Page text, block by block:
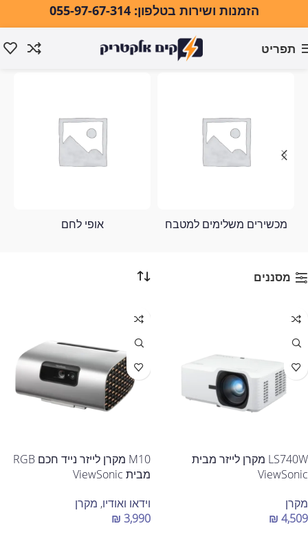
הזמנות ושירות בטלפון: 055-97-67-314
תפריט
עמוד הבית ViewSonic
מכשירים משלימים למטבח אופי לחם
מסננים
LS740W מקרן לייזר מבית
ViewSonic
מקרן
₪ 4,509
M10 מקרן לייזר נייד חכם RGB
מבית ViewSonic
וידאו ואודיו, מקרן
₪ 3,990